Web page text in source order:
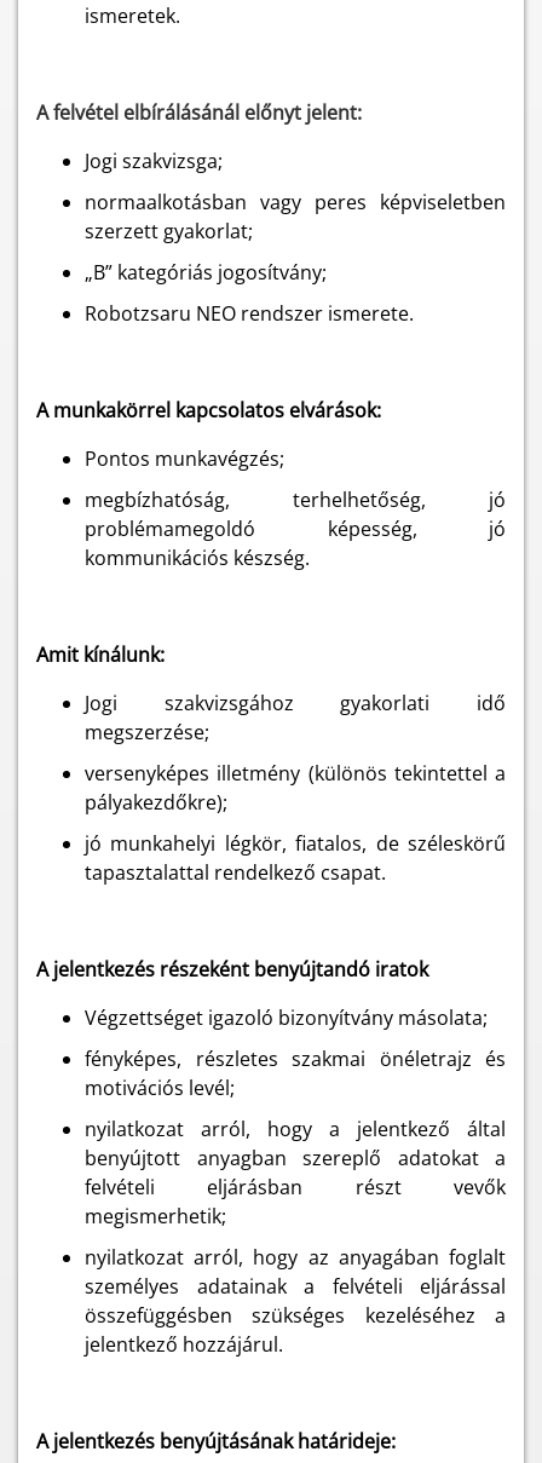
ismeretek.
A felvétel elbírálásánál előnyt jelent:
Jogi szakvizsga;
normaalkotásban vagy peres képviseletben
szerzett gyakorlat;
„B” kategóriás jogosítvány;
Robotzsaru NEO rendszer ismerete.
A munkakörrel kapcsolatos elvárások:
Pontos munkavégzés;
megbízhatóság, terhelhetőség, jó
problémamegoldó képesség, jó
kommunikációs készség.
Amit kínálunk:
Jogi szakvizsgához gyakorlati idő
megszerzése;
versenyképes illetmény (különös tekintettel a
pályakezdőkre);
jó munkahelyi légkör, fiatalos, de széleskörű
tapasztalattal rendelkező csapat.
A jelentkezés részeként benyújtandó iratok
Végzettséget igazoló bizonyítvány másolata;
fényképes, részletes szakmai önéletrajz és
motivációs levél;
nyilatkozat arról, hogy a jelentkező által
benyújtott anyagban szereplő adatokat a
felvételi eljárásban részt vevők
megismerhetik;
nyilatkozat arról, hogy az anyagában foglalt
személyes adatainak a felvételi eljárással
összefüggésben szükséges kezeléséhez a
jelentkező hozzájárul.
A jelentkezés benyújtásának határideje: